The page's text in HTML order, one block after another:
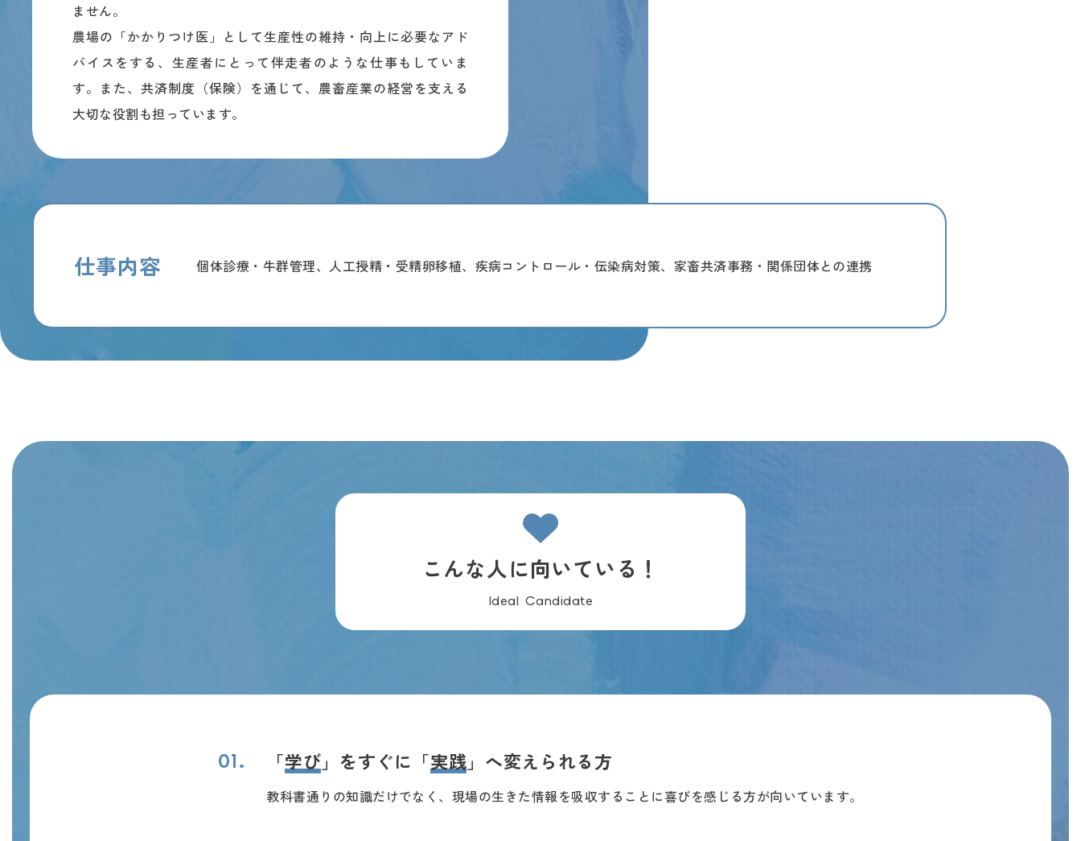
ません。
農場の「かかりつけ医」として生産性の維持・向上に必要なアド
バイスをする、生産者にとって伴走者のような仕事もしていま
す。また、共済制度（保険）を通じて、農畜産業の経営を支える
大切な役割も担っています。
仕事内容 個体診療・牛群管理、人工授精・受精卵移植、疾病コントロール・伝染病対策、家畜共済事務・関係団体との連携
こんな人に向いている！
Ideal Candidate
01. 「学び」をすぐに「実践」へ変えられる方
教科書通りの知識だけでなく、現場の生きた情報を吸収することに喜びを感じる方が向いています。